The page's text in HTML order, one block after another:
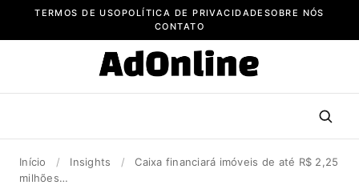
TERMOS DE USOPOLÍTICA DE PRIVACIDADE SOBRE NÓS
CONTATO
Início / Insights /
Caixa financiará imóveis de até R$ 2,25
milhões…